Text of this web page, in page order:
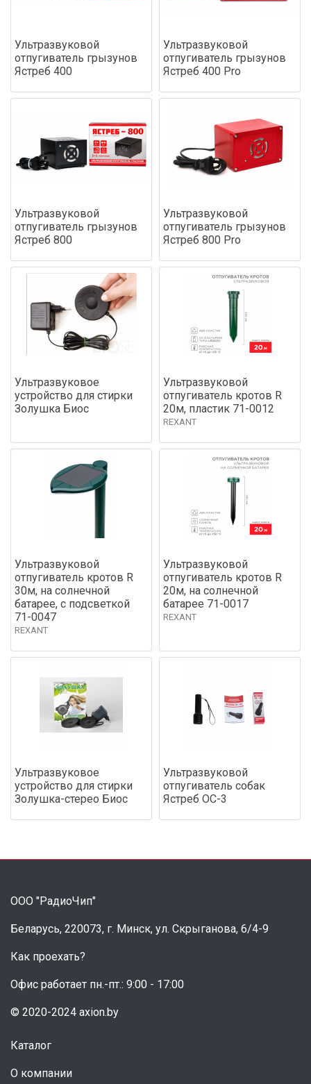
Ультразвуковой
отпугиватель грызунов
Ястреб 400
Ультразвуковой
отпугиватель грызунов
Ястреб 400 Pro
Ультразвуковой
отпугиватель грызунов
Ястреб 800
Ультразвуковой
отпугиватель грызунов
Ястреб 800 Pro
Ультразвуковое
устройство для стирки
Золушка Биос
Ультразвуковой
отпугиватель кротов R
20м, пластик 71-0012
REXANT
Ультразвуковой
отпугиватель кротов R
30м, на солнечной
батарее, с подсветкой
71-0047
REXANT
Ультразвуковой
отпугиватель кротов R
20м, на солнечной
батарее 71-0017
REXANT
Ультразвуковое
устройство для стирки
Золушка-стерео Биос
Ультразвуковой
отпугиватель собак
Ястреб ОС-3
ООО "РадиоЧип"
Беларусь, 220073, г. Минск, ул. Скрыганова, 6/4-9
Как проехать?
Офис работает пн.-пт.: 9:00 - 17:00
© 2020-2024 axion.by
Каталог
О компании